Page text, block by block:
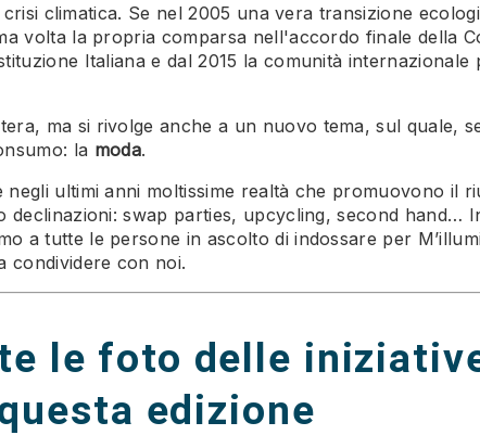
climatica. Se nel 2005 una vera transizione
volta la propria comparsa nell'accordo finale della
Italiana e dal 2015 la comunità
ma si rivolge anche a un nuovo tema, sul quale,
la moda.
ultimi anni moltissime realtà che promuovono il
swap parties, upcycling, second hand…
a tutte le persone in ascolto di indossare per
condividere con noi.
le foto delle
edizione